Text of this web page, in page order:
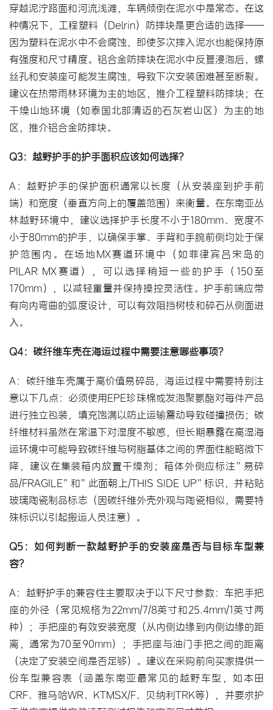
穿越泥泞路面和河流浅滩，车辆倾倒在泥水中是常态。在这
种情况下，工程塑料（Delrin）防摔块是更合适的选择——
因为塑料在泥水中不会腐蚀，即使多次摔入泥水也能保持原
有强度和尺寸精度。铝合金防摔块在泥水中反复浸泡后，螺
丝孔和安装座可能发生腐蚀，导致下次安装困难甚至断裂。
建议在热带雨林环境为主的地区，推介工程塑料防摔块；在
干燥山地环境（如泰国北部清迈的石灰岩山区）为主的地
区，推介铝合金防摔块。
Q3：越野护手的护手面积应该如何选择？
A：越野护手的保护面积通常以长度（从安装座到护手前
端）和宽度（垂直方向上的覆盖范围）来衡量。在东南亚丛
林越野环境中，建议选择护手长度不小于180mm、宽度不
小于80mm的护手，以确保手掌、手背和手腕前侧均处于保
护范围内。在场地MX赛道环境中（如菲律宾吕宋岛的
PILAR MX赛道），可以选择稍短一些的护手（150至
170mm），以减轻重量并保持操控灵活性。护手前端应带
有向内弯曲的弧度设计，可以有效阻挡树枝和碎石从侧面进
入。
Q4：碳纤维车壳在海运过程中需要注意哪些事项？
A：碳纤维车壳属于高价值易碎品，海运过程中需要特别注
意以下几点：必须使用EPE珍珠棉或发泡聚氨酯对每件产品
进行独立包装，填充饱满以防止运输震动导致碰撞损伤；碳
纤维材料虽然在常温下对湿度不敏感，但长期暴露在高湿海
运环境中可能导致碳纤维与树脂基体之间的界面性能略微下
降，建议在集装箱内放置干燥剂；箱体外侧应标注”易碎
品/FRAGILE”和”此面朝上/THIS SIDE UP”标识，并粘贴
玻璃陶瓷制品标志（因碳纤维外壳外观与陶瓷相似，需要特
殊标识以引起搬运人员注意）。
Q5：如何判断一款越野护手的安装座是否与目标车型兼
容？
A：越野护手的兼容性主要取决于以下尺寸参数：车把手把
座的外径（常见规格为22mm/7/8英寸和25.4mm/1英寸两
种）；手把座的有效安装宽度（从内侧边缘到内侧边缘的距
离，通常为70至90mm）；手把座与油门手把之间的距离
（决定了安装空间是否足够）。建议在采购前向买家提供一
份车型兼容表（涵盖东南亚最常见的越野车型，如本田
CRF、雅马哈WR、KTMSX/F、贝纳利TRK等），并要求护